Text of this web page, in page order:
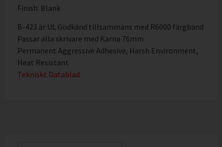
Finish: Blank
B-423 är UL Godkänd tillsammans med R6000 färgband
Passar alla skrivare med Kärna 76mm
Permanent Aggressive Adhesive, Harsh Environment,
Heat Resistant
Tekniskt Datablad